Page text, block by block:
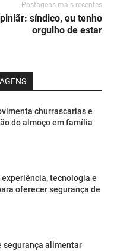
Postagens mais recentes
síndico, eu tenho
orgulho de estar
churrascarias e
do almoço em família
tecnologia e
oferecer segurança de
segurança alimentar